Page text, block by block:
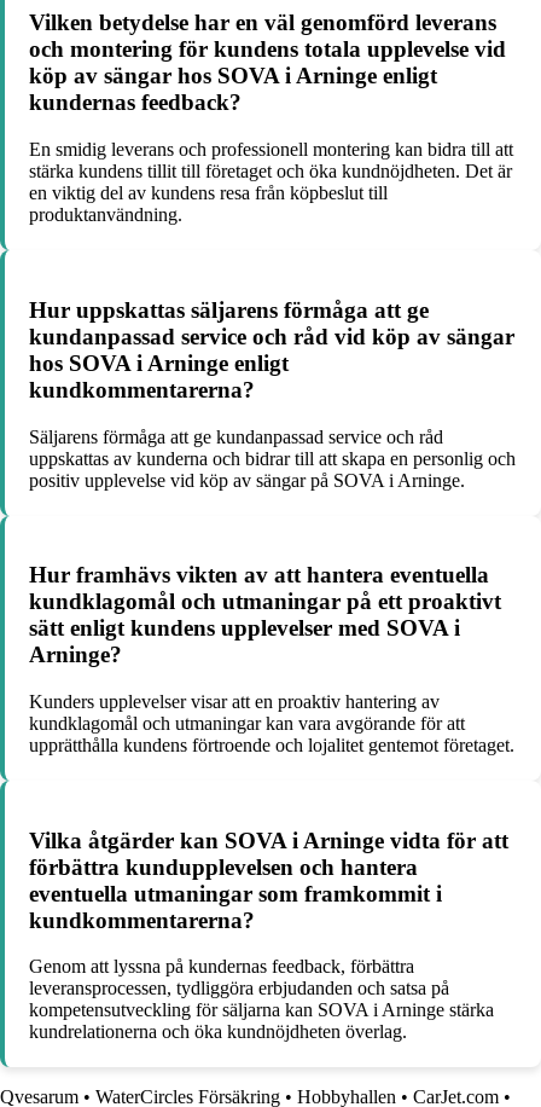
Vilken betydelse har en väl genomförd leverans
och montering för kundens totala upplevelse vid
köp av sängar hos SOVA i Arninge enligt
kundernas feedback?
En smidig leverans och professionell montering kan bidra till att
stärka kundens tillit till företaget och öka kundnöjdheten. Det är
en viktig del av kundens resa från köpbeslut till
produktanvändning.
Hur uppskattas säljarens förmåga att ge
kundanpassad service och råd vid köp av sängar
hos SOVA i Arninge enligt
kundkommentarerna?
Säljarens förmåga att ge kundanpassad service och råd
uppskattas av kunderna och bidrar till att skapa en personlig och
positiv upplevelse vid köp av sängar på SOVA i Arninge.
Hur framhävs vikten av att hantera eventuella
kundklagomål och utmaningar på ett proaktivt
sätt enligt kundens upplevelser med SOVA i
Arninge?
Kunders upplevelser visar att en proaktiv hantering av
kundklagomål och utmaningar kan vara avgörande för att
upprätthålla kundens förtroende och lojalitet gentemot företaget.
Vilka åtgärder kan SOVA i Arninge vidta för att
förbättra kundupplevelsen och hantera
eventuella utmaningar som framkommit i
kundkommentarerna?
Genom att lyssna på kundernas feedback, förbättra
leveransprocessen, tydliggöra erbjudanden och satsa på
kompetensutveckling för säljarna kan SOVA i Arninge stärka
kundrelationerna och öka kundnöjdheten överlag.
Qvesarum • WaterCircles Försäkring • Hobbyhallen • CarJet.com •